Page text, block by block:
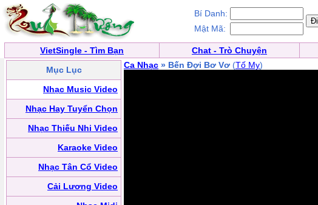
Bí Danh:
Mật Mã:
VietSingle - Tìm Bạn Chat - Trò Chuyện
Mục Lục
Nhạc Music Video
Nhạc Hay Tuyển Chọn
Nhạc Thiếu Nhi Video
Karaoke Video
Nhạc Tân Cổ Video
Cải Lương Video
Ca Nhạc » Bến Đợi Bơ Vơ (Tố My)